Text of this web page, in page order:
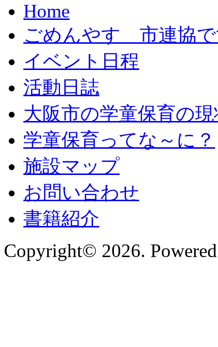
Home
ごめんやす 市連協
イベント日程
活動日誌
大阪市の学童保育の
学童保育ってな～に？
施設マップ
お問い合わせ
書籍紹介
Copyright© 2026.